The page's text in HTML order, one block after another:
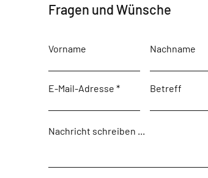
Fragen und Wünsche
Vorname Nachname
E-Mail-Adresse Betreff
Nachricht schreiben ...